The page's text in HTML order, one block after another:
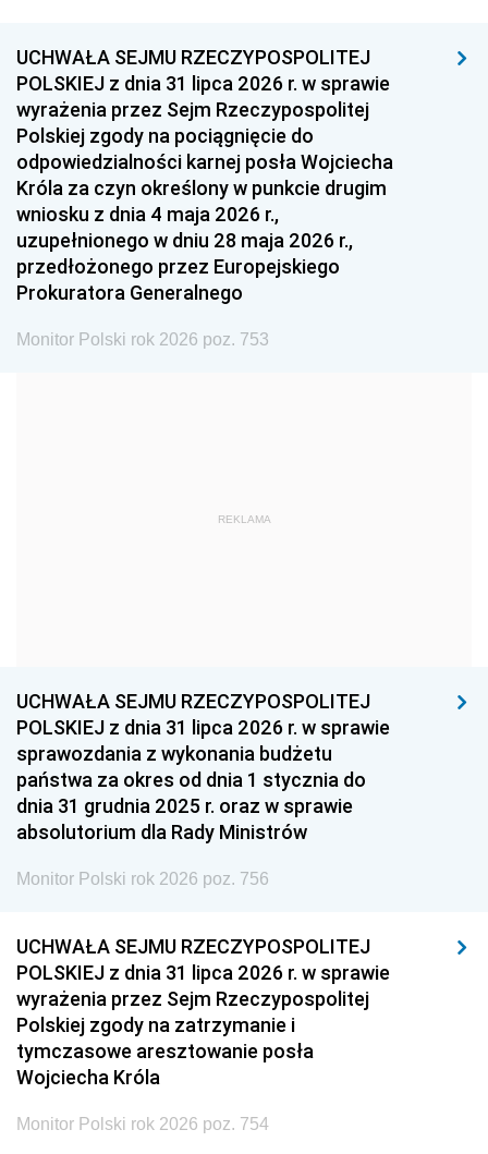
1996 1995 1994
1993 1992 1991
1990 1989
1987 1986 1985
1984 1983
1981 1980 1979
1978 1977
1975 1974
1959
1939 1938 1937
1936 1930
UCHWAŁA SEJMU RZECZYPOSPOLITEJ
POLSKIEJ z dnia 31 lipca 2026 r. w sprawie
wyrażenia przez Sejm Rzeczypospolitej
Polskiej zgody na pociągnięcie do
odpowiedzialności karnej posła Wojciecha
Króla za czyn określony w punkcie drugim
wniosku z dnia 4 maja 2026 r.,
uzupełnionego w dniu 28 maja 2026 r.,
przedłożonego przez Europejskiego
Prokuratora Generalnego
Monitor Polski rok 2026 poz. 753
REKLAMA
UCHWAŁA SEJMU RZECZYPOSPOLITEJ
POLSKIEJ z dnia 31 lipca 2026 r. w sprawie
sprawozdania z wykonania budżetu
państwa za okres od dnia 1 stycznia do
dnia 31 grudnia 2025 r. oraz w sprawie
absolutorium dla Rady Ministrów
Monitor Polski rok 2026 poz. 756
UCHWAŁA SEJMU RZECZYPOSPOLITEJ
POLSKIEJ z dnia 31 lipca 2026 r. w sprawie
wyrażenia przez Sejm Rzeczypospolitej
Polskiej zgody na zatrzymanie i
tymczasowe aresztowanie posła
Wojciecha Króla
Monitor Polski rok 2026 poz. 754